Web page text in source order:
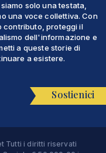
solo una testata,
una voce collettiva. Con
contributo, proteggi il
dell'informazione e
a queste storie di
a esistere.
Sostienici
Tutti i diritti riservati